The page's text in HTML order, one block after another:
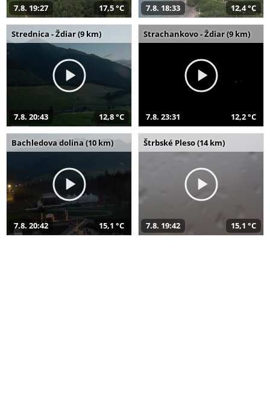
7.8. 19:27 17,5 °C 7.8. 18:33 12,4 °C
Strednica - Ždiar (9 km)
7.8. 20:43 12,8 °C
Strachankovo - Ždiar (9 km)
7.8. 23:31 12,2 °C
Bachledova dolina (10 km)
7.8. 20:42 15,1 °C
Štrbské Pleso (14 km)
7.8. 19:42 15,1 °C